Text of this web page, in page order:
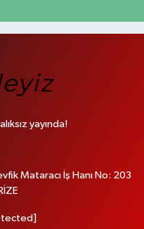
yayında!
Mataracı İş Hanı No: 203